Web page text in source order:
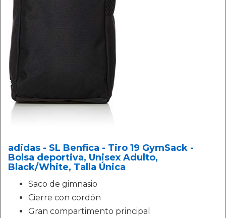
adidas - SL Benfica - Tiro 19 GymSack -
Bolsa deportiva, Unisex Adulto,
Black/White, Talla Única
Saco de gimnasio
Cierre con cordón
Gran compartimento principal